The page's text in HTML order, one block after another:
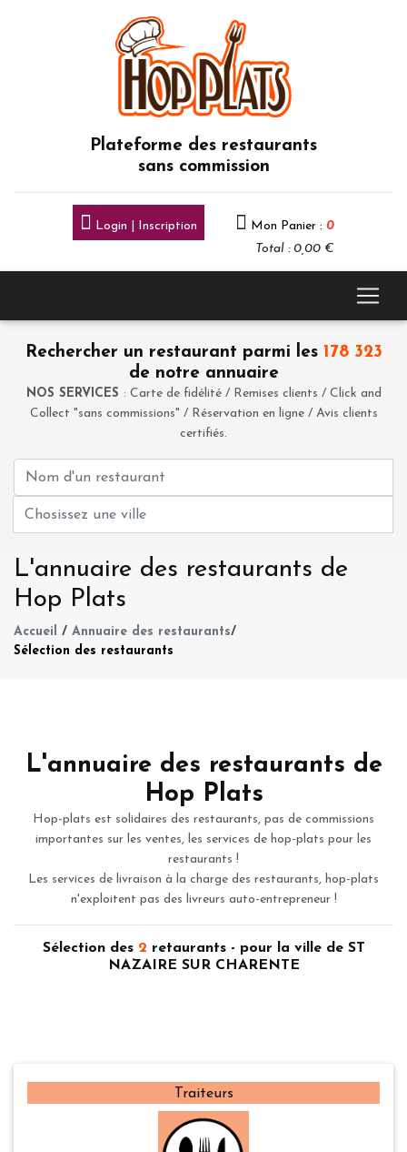
Plateforme des restaurants
sans commission
Login | Inscription Mon Panier : 0
Total : 0,00 €
Rechercher un restaurant parmi les 178 323
de notre annuaire
NOS SERVICES : Carte de fidélité / Remises clients / Click and
Collect "sans commissions" / Réservation en ligne / Avis clients
certifiés.
L'annuaire des restaurants de
Hop Plats
Accueil / Annuaire des restaurants/
Sélection des restaurants
L'annuaire des restaurants de
Hop Plats
Hop-plats est solidaires des restaurants, pas de commissions
importantes sur les ventes, les services de hop-plats pour les
restaurants !
Les services de livraison à la charge des restaurants, hop-plats
n'exploitent pas des livreurs auto-entrepreneur !
Sélection des 2 retaurants - pour la ville de ST
NAZAIRE SUR CHARENTE
Traiteurs